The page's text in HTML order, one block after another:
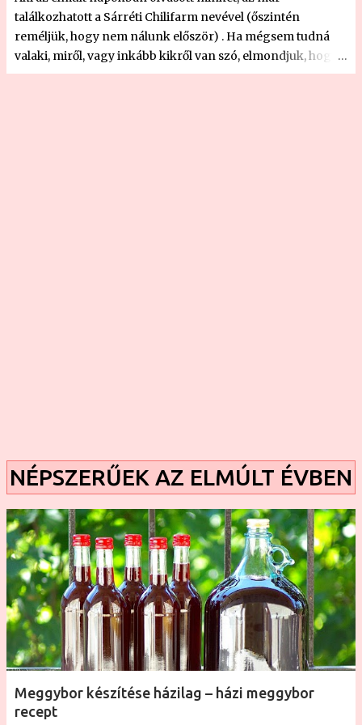
más, mint a boltok polcairól már t...
találkozhatott a Sárréti Chilifarm nevével (őszintén
reméljük, hogy nem nálunk először) . Ha mégsem tudná
valaki, miről, vagy inkább kikről van szó, elmondjuk, hogy
egy magyar családi vállalkozásról, akik nem kisebb célt
NÉPSZERŰEK AZ ELMÚLT ÉVBEN
Meggybor készítése házilag – házi meggybor
recept